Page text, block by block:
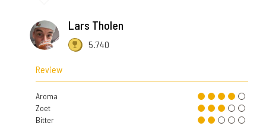
Lars Tholen
5.740
Review
Aroma
Zoet
Bitter